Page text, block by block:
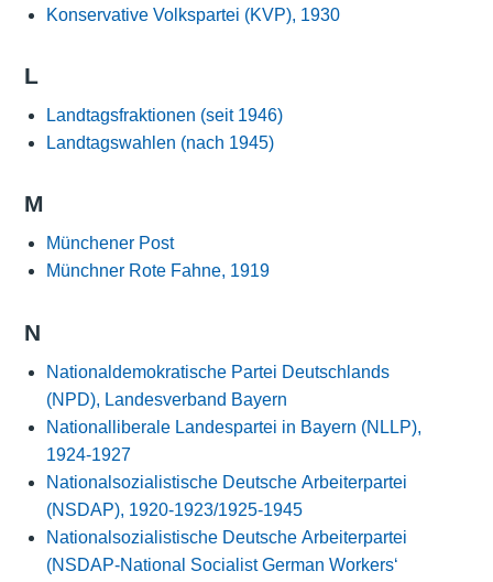
Konservative Volkspartei (KVP), 1930
L
Landtagsfraktionen (seit 1946)
Landtagswahlen (nach 1945)
M
Münchener Post
Münchner Rote Fahne, 1919
N
Nationaldemokratische Partei Deutschlands
(NPD), Landesverband Bayern
Nationalliberale Landespartei in Bayern (NLLP),
1924-1927
Nationalsozialistische Deutsche Arbeiterpartei
(NSDAP), 1920-1923/1925-1945
Nationalsozialistische Deutsche Arbeiterpartei
(NSDAP-National Socialist German Workers‘